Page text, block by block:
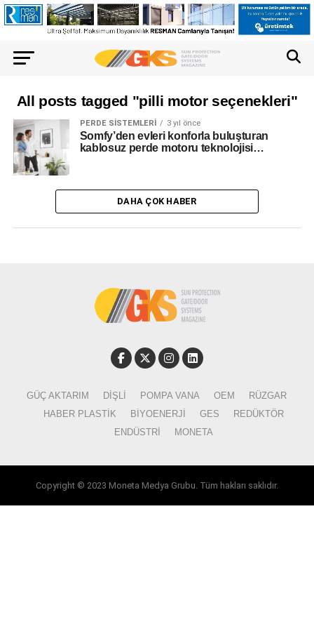
All posts tagged "pilli motor seçenekleri"
PERDE SISTEMLERI 3 yıl önce
Somfy’den evleri konforla buluşturan
kablosuz perde motoru teknolojisi…
DAHA ÇOK HABER
GÜÇ AKTARIM DIŞLI POMPA VANA OEM
RÜZGAR
HABER PLASTIK
BIYOENERJI GES
REDÜKTÖR
ENDÜSTRI
MONETA
Copyright © 2023 Moneta Medya Grubu. Tüm hakları saklıdır.